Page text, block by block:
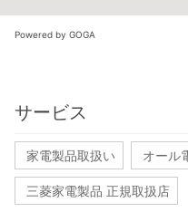
Powered by GOGA
サービス
家電製品取扱い オール
三菱家電製品 正規取扱店